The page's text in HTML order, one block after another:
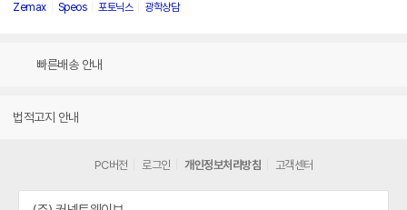
Zemax Speos 포토닉스 광학상담
빠른배송 안내
법적고지 안내
PC버전 로그인 개인정보처리방침 고객센터